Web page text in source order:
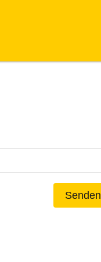
Senden